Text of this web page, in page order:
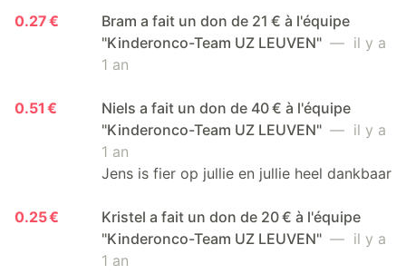
0.27 €
Bram a fait un don de 21 € à l'équipe
"Kinderonco-Team UZ LEUVEN" — il y a
1 an
0.51 €
Niels a fait un don de 40 € à l'équipe
"Kinderonco-Team UZ LEUVEN" — il y a
1 an
Jens is fier op jullie en jullie heel dankbaar
0.25 €
Kristel a fait un don de 20 € à l'équipe
"Kinderonco-Team UZ LEUVEN" — il y a
1 an